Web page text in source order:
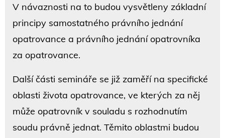
V návaznosti na to budou vysvětleny základní
principy samostatného právního jednání
opatrovance a právního jednání opatrovníka
za opatrovance.
Další části semináře se již zaměří na specifické
oblasti života opatrovance, ve kterých za něj
může opatrovník v souladu s rozhodnutím
soudu právně jednat. Těmito oblastmi budou